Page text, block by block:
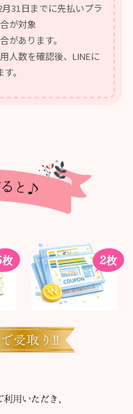
31日までに先払いプラ
が対象
があります。
人数を確認後、LINEに
。